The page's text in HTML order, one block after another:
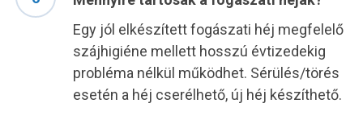
Egy jól elkészített fogászati héj megfelelő
szájhigiéne mellett hosszú évtizedekig
probléma nélkül működhet. Sérülés/törés
esetén a héj cserélhető, új héj készíthető.